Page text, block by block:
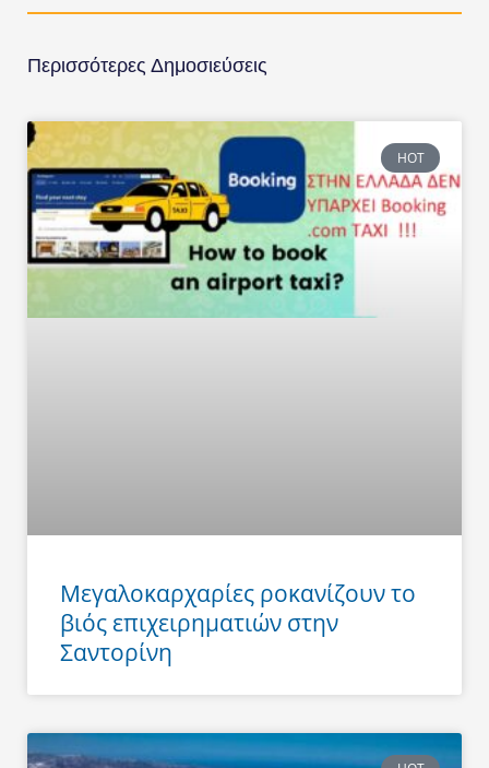
Περισσότερες Δημοσιεύσεις
HOT
Μεγαλοκαρχαρίες ροκανίζουν το
βιός επιχειρηματιών στην
Σαντορίνη